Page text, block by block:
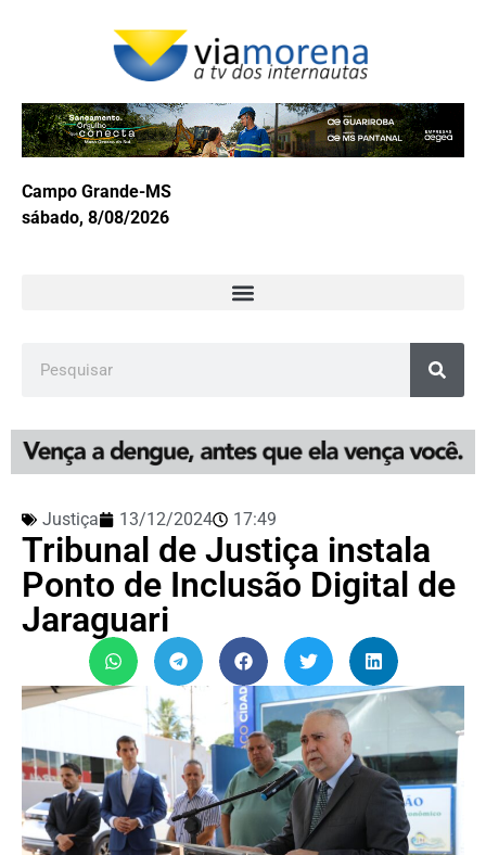
Campo Grande-MS
sábado, 8/08/2026
Justiça 13/12/2024 17:49
Tribunal de Justiça instala
Ponto de Inclusão Digital de
Jaraguari